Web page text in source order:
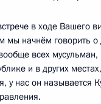
в ходе Вашего
мы начнём говорить о
всех
и в других
у нас он называется